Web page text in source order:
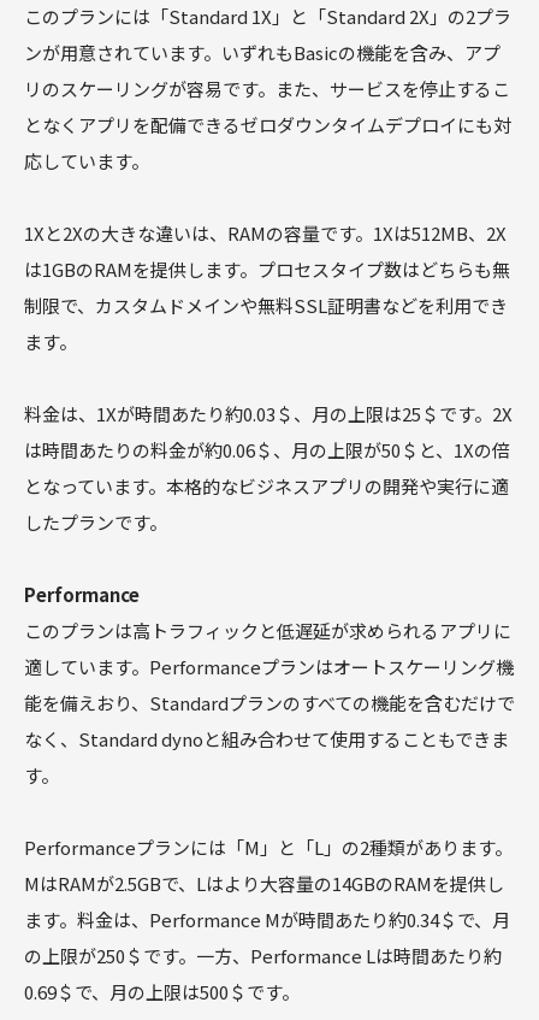
このプランには「Standard 1X」と「Standard 2X」の2プラ
ンが用意されています。いずれもBasicの機能を含み、アプ
リのスケーリングが容易です。また、サービスを停止するこ
となくアプリを配備できるゼロダウンタイムデプロイにも対
応しています。
1Xと2Xの大きな違いは、RAMの容量です。1Xは512MB、2X
は1GBのRAMを提供します。プロセスタイプ数はどちらも無
制限で、カスタムドメインや無料SSL証明書などを利用でき
ます。
料金は、1Xが時間あたり約0.03＄、月の上限は25＄です。2X
は時間あたりの料金が約0.06＄、月の上限が50＄と、1Xの倍
となっています。本格的なビジネスアプリの開発や実行に適
したプランです。
Performance
このプランは高トラフィックと低遅延が求められるアプリに
適しています。Performanceプランはオートスケーリング機
能を備えおり、Standardプランのすべての機能を含むだけで
なく、Standard dynoと組み合わせて使用することもできま
す。
Performanceプランには「M」と「L」の2種類があります。
MはRAMが2.5GBで、Lはより大容量の14GBのRAMを提供し
ます。料金は、Performance Mが時間あたり約0.34＄で、月
の上限が250＄です。一方、Performance Lは時間あたり約
0.69＄で、月の上限は500＄です。